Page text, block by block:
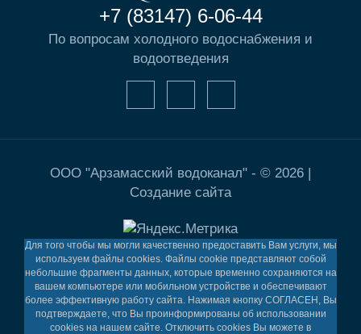
+7 (83147) 6-06-44
По вопросам холодного водоснабжения и
водоотведения
ООО "Арзамасский водоканал" - © 2026 |
Создание сайта
Для того чтобы мы могли качественно предоставить Вам услуги, мы
используем файлы cookies. Файлы cookie представляют собой
небольшие фрагменты данных, которые временно сохраняются на
вашем компьютере или мобильном устройстве и обеспечивают
более эффективную работу сайта. Нажимая кнопку СОГЛАСЕН, Вы
подтверждаете, что Вы проинформированы об использовании
cookies на нашем сайте. Отключить cookies Вы можете в